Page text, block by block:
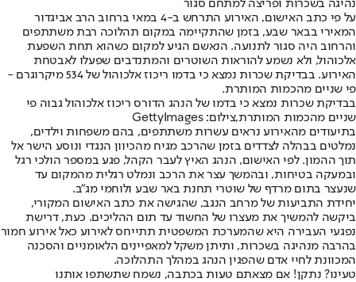
נהיגה בשכרות ופריצה למתחם סגור
על פי כתב האישום, האירוע התרחש ב-4 במאי ברחוב הרב אביגדור
המאירי בבאר שבע, בזמן שהתקיימה במקום תהלוכה רבת משתתפים
והרחוב היה סגור לתנועה. הנאשם הגיע למקום כשהוא תחת השפעת
אלכוהול, ולא נשמע להוראות השוטרים והמתנדבים שפעלו לאבטחת
האירוע. בבדיקת שכרות נמצא כי בדמו ריכוז אלכוהול של 534 מיקרוגרם -
פי שניים מהכמות המותרת.
בבדיקת שכרות נמצא כי בדמו של הנהג הדורס ריכוז אלכוהול גבוה פי
שניים מהכמות המותרת,צילום: GettyImages
בתיעודים מהאירוע נראים עשרות משתתפים, בהם משפחות וילדים,
נמלטים בבהלה לצדדים בזמן שהרכב מגיח מהכיוון הנגדי ונוסע הישר אל
תוך ההמון. לפי האישום, הנהג האיץ לעבר הקהל, פגע במספר הולכי רגל
ובמעקה בטיחות, ובהמשך עצר את הרכב ונמלט רגלית מהמקום עד
שנעצר בתום מרדף של שוטרי תחנת באר שבע ולוחמי מג"ב.
יחידת התביעות של מרחב הנגב, שהגישה את כתב האישום המקורי,
ביקשה להמשיך את מעצרו של החשוד עד תום ההליכים. כעת, דרישת
נפגעי העבירה היא שהמערכת המשפטית תתייחס לאירוע כאל אירוע חמור
בהרבה מנהיגה בשכרות, ותיתן משקל למאפיינים הלאומניים והסכנה
המכוונת לחיי אדם שהפגין הנהג במהלך התהלוכה.
טעינו? נתקן! אם מצאתם טעות בכתבה, נשמח שתשתפו אותנו